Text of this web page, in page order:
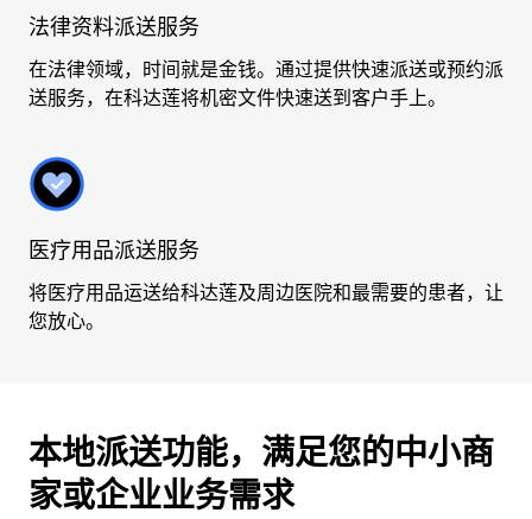
法律资料派送服务
在法律领域，时间就是金钱。通过提供快速派送或预约派
送服务，在科达莲将机密文件快速送到客户手上。
医疗用品派送服务
将医疗用品运送给科达莲及周边医院和最需要的患者，让
您放心。
本地派送功能，满足您的中小商
家或企业业务需求